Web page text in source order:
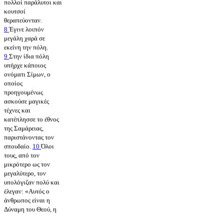
πολλοί παράλυτοι και
κουτσοί
θεραπεύονταν.
8Έγινε λοιπόν
μεγάλη χαρά σε
εκείνη την πόλη.
9 Στην ίδια πόλη
υπήρχε κάποιος
ονόματι Σίμων, ο
οποίος
προηγουμένως
ασκούσε μαγικές
τέχνες και
κατέπλησσε το έθνος
της Σαμάρειας,
παριστάνοντας τον
σπουδαίο. 10Όλοι
τους, από τον
μικρότερο ως τον
μεγαλύτερο, τον
υπολόγιζαν πολύ και
έλεγαν: «Αυτός ο
άνθρωπος είναι η
Δύναμη του Θεού, η